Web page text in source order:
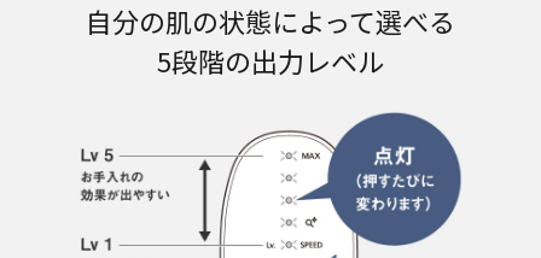
自分の肌の状態によって選べる
5段階の出力レベル